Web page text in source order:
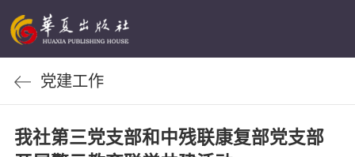
党建工作
我社第三党支部和中残联康复部党支部